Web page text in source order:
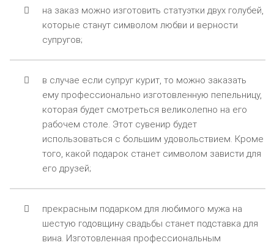
на заказ можно изготовить статуэтки двух голубей,
которые станут символом любви и верности
супругов;
в случае если супруг курит, то можно заказать
ему профессионально изготовленную пепельницу,
которая будет смотреться великолепно на его
рабочем столе. Этот сувенир будет
использоваться с большим удовольствием. Кроме
того, какой подарок станет символом зависти для
его друзей;
прекрасным подарком для любимого мужа на
шестую годовщину свадьбы станет подставка для
вина. Изготовленная профессиональным